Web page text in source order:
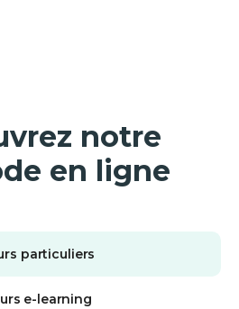
notre
en ligne
particuliers
e-learning